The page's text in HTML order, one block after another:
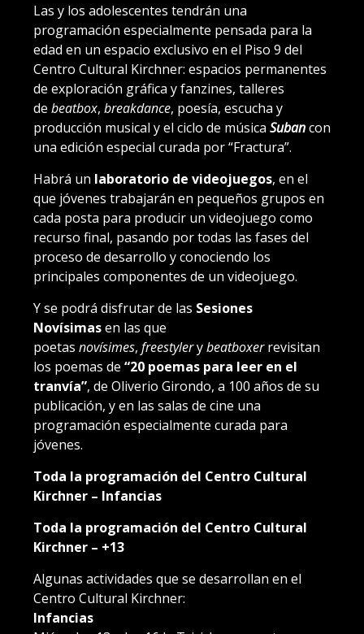
Las y los adolescentes tendrán una
programación especialmente pensada para la
edad en un espacio exclusivo en el Piso 9 del
Centro Cultural Kirchner: espacios permanentes
de exploración gráfica y fanzines, talleres
de beatbox, breakdance, poesía, escucha y
producción musical y el ciclo de música Subancon
una edición especial curada por “Fractura”.
Habrá un laboratorio de videojuegos, en el
que jóvenes trabajarán en pequeños grupos en
cada posta para producir un videojuego como
recurso final, pasando por todas las fases del
proceso de desarrollo y conociendo los
principales componentes de un videojuego.
Y se podrá disfrutar de las Sesiones
Novísimasen las que
poetas novísimes, freestylerybeatboxerrevisitan
los poemas de “20 poemas para leer en el
tranvía”, de Oliverio Girondo, a 100 años de su
publicación, y en las salas de cine una
programación especialmente curada para
jóvenes.
Toda la programación del Centro Cultural
Kirchner – Infancias
Toda la programación del Centro Cultural
Kirchner – +13
Algunas actividades que se desarrollan en el
Centro Cultural Kirchner:
Infancias